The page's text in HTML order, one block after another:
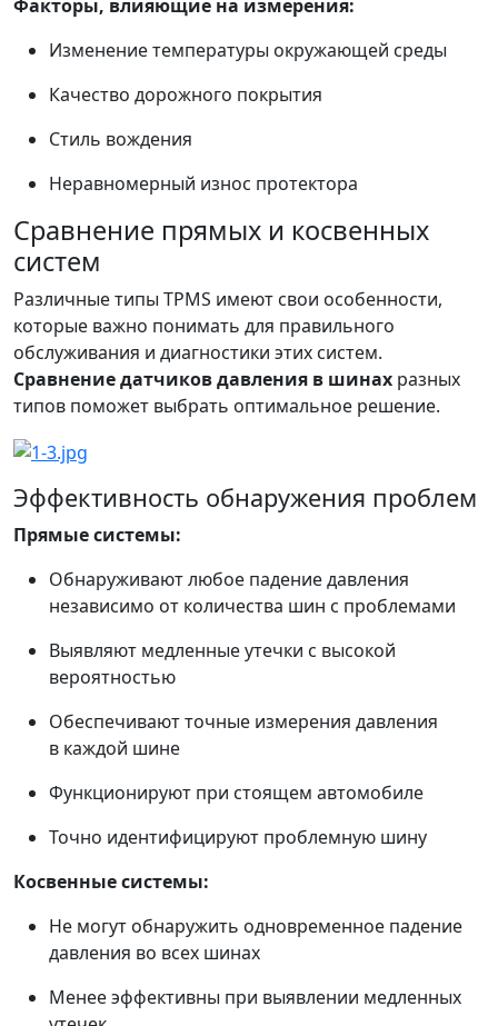
Факторы, влияющие на измерения:
Изменение температуры окружающей среды
Качество дорожного покрытия
Стиль вождения
Неравномерный износ протектора
Сравнение прямых и косвенных
систем
Различные типы TPMS имеют свои особенности,
которые важно понимать для правильного
обслуживания и диагностики этих систем.
Сравнение датчиков давления в шинах разных
типов поможет выбрать оптимальное решение.
Эффективность обнаружения проблем
Прямые системы:
Обнаруживают любое падение давления
независимо от количества шин с проблемами
Выявляют медленные утечки с высокой
вероятностью
Обеспечивают точные измерения давления
в каждой шине
Функционируют при стоящем автомобиле
Точно идентифицируют проблемную шину
Косвенные системы:
Не могут обнаружить одновременное падение
давления во всех шинах
Менее эффективны при выявлении медленных